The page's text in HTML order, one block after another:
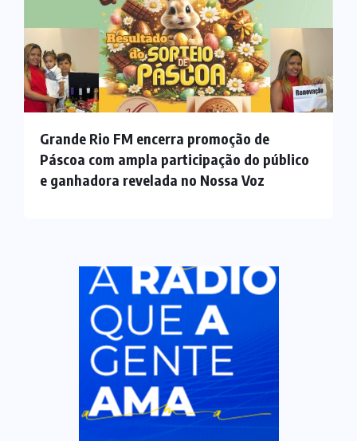
Grande Rio FM encerra promoção de
Páscoa com ampla participação do público
e ganhadora revelada no Nossa Voz